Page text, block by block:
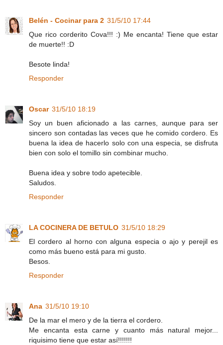
Belén - Cocinar para 2 31/5/10 17:44
Que rico corderito Cova!!! :) Me encanta! Tiene que estar
de muerte!! :D
Besote linda!
Responder
Oscar 31/5/10 18:19
Soy un buen aficionado a las carnes, aunque para ser
sincero son contadas las veces que he comido cordero. Es
buena la idea de hacerlo solo con una especia, se disfruta
bien con solo el tomillo sin combinar mucho.
Buena idea y sobre todo apetecible.
Saludos.
Responder
LA COCINERA DE BETULO 31/5/10 18:29
El cordero al horno con alguna especia o ajo y perejil es
como más bueno está para mi gusto.
Besos.
Responder
Ana 31/5/10 19:10
De la mar el mero y de la tierra el cordero.
Me encanta esta carne y cuanto más natural mejor...
riquisimo tiene que estar así!!!!!!!